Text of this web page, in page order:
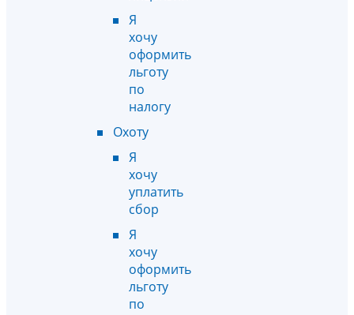
Я
хочу
оформить
льготу
по
налогу
Охоту
Я
хочу
уплатить
сбор
Я
хочу
оформить
льготу
по